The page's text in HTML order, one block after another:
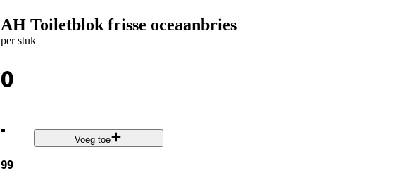
AH Toiletblok frisse oceaanbries
per stuk
0
.
99
Voeg toe